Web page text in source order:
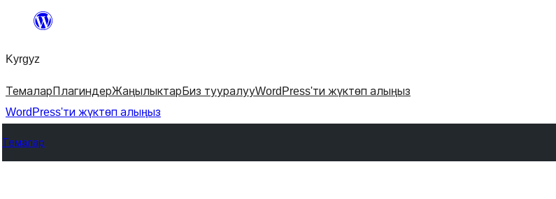
Мазмунга
Kyrgyz
Темалар ПлагиндерЖаңылыктар Биз тууралууWordPress'ти жүктөп алыңыз
WordPress'ти жүктөп алыңыз
Темалар